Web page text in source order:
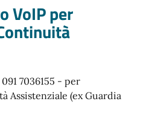
VoIP per
7036155 - per
Assistenziale (ex Guardia